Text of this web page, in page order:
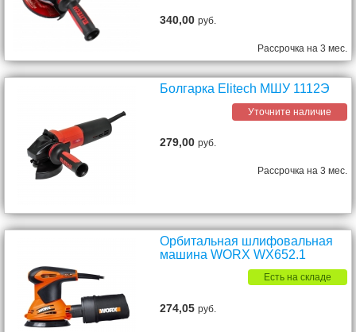
340,00руб.
Рассрочка на 3 мес.
Болгарка Elitech МШУ 1112Э
Уточните наличие
279,00руб.
Рассрочка на 3 мес.
Орбитальная шлифовальная
машина WORX WX652.1
Есть на складе
274,05руб.